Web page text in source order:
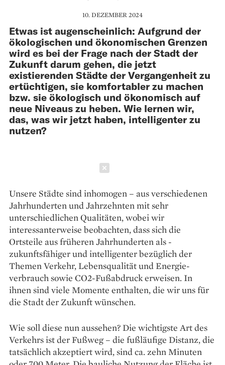
10. DEZEMBER 2024
Etwas ist augenscheinlich: Aufgrund der
öko­logischen und ökonomischen Grenzen
wird es bei der Frage nach der Stadt der
Zukunft darum gehen, die jetzt
existierenden Städte der Ver­gangenheit zu
ertüchtigen, sie komfortabler zu machen
bzw. sie ökologisch und ökonomisch auf
neue ­Niveaus zu heben. Wie lernen wir,
das, was wir jetzt haben, intelligenter zu
nutzen?
Unsere Städte sind inhomogen – aus verschiedenen
Jahrhunderten und ­Jahrzehnten mit sehr
unterschiedlichen Qualitäten, ­wobei wir
interessanterweise beobachten, dass sich die
Ortsteile aus früheren Jahrhunderten als ­
zukunftsfähiger und intelligenter bezüglich der
Themen Verkehr, Lebensqualität und Energie­
verbrauch sowie CO2-Fußabdruck erweisen. In
ihnen sind viele Momente enthalten, die wir uns für
die Stadt der Zukunft wünschen.
Wie soll diese nun aussehen? Die wichtigste Art des
Verkehrs ist der ­Fußweg – die fuß­läufige ­Distanz, die
­tatsächlich akzeptiert wird, sind ca. zehn Minuten